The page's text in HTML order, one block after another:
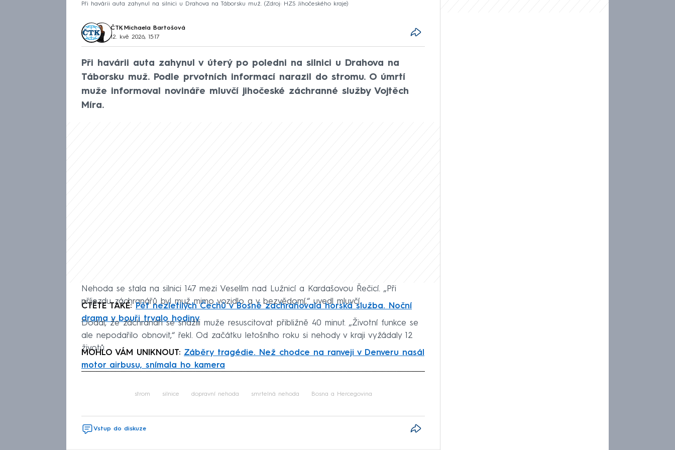
Při havárii auta zahynul na silnici u Drahova na Táborsku muž. Zdroj: HZS Jihočeského kraje
ČTK, Michaela Bartošová
12. kvě 2026, 15:17
Při havárii auta zahynul v úterý po poledni na silnici u Drahova na
Táborsku muž. Podle prvotních informací narazil do stromu. O úmrtí
muže informoval novináře mluvčí jihočeské záchranné služby Vojtěch
Míra.
Nehoda se stala na silnici 147 mezi Veselím nad Lužnicí a Kardašovou Řečicí. „Při
příjezdu záchranářů byl muž mimo vozidlo a v bezvědomí,“ uvedl mluvčí.
ČTĚTE TAKÉ: Pět nezletilých Čechů v Bosně zachraňovala horská služba. Noční
drama v bouři trvalo hodiny
Dodal, že záchranáři se snažili muže resuscitovat přibližně 40 minut. „Životní funkce se
ale nepodařilo obnovit,“ řekl. Od začátku letošního roku si nehody v kraji vyžádaly 12
životů.
MOHLO VÁM UNIKNOUT: Záběry tragédie. Než chodce na ranveji v Denveru nasál
motor airbusu, snímala ho kamera
strom silnice dopravní nehoda smrtelná nehoda Bosna a Hercegovina
Vstup do diskuze